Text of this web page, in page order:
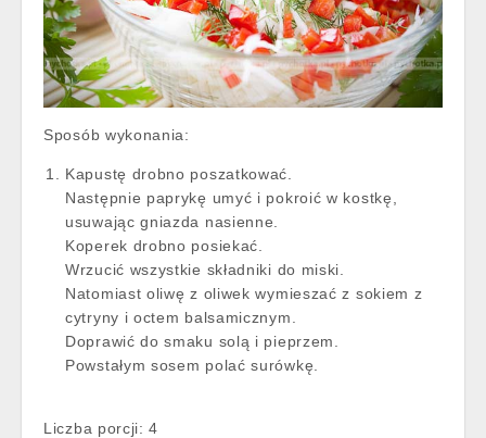
Sposób wykonania:
Kapustę drobno poszatkować.
Następnie paprykę umyć i pokroić w kostkę,
usuwając gniazda nasienne.
Koperek drobno posiekać.
Wrzucić wszystkie składniki do miski.
Natomiast oliwę z oliwek wymieszać z sokiem z
cytryny i octem balsamicznym.
Doprawić do smaku solą i pieprzem.
Powstałym sosem polać surówkę.
Liczba porcji: 4